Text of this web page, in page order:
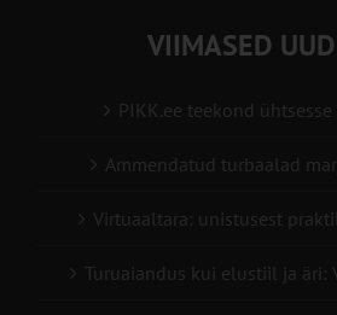
VIIMASED
PIKK.ee teekond
Ammendatud turbaalad
Virtuaaltara: unistusest
Turuaiandus kui elustiil ja äri: